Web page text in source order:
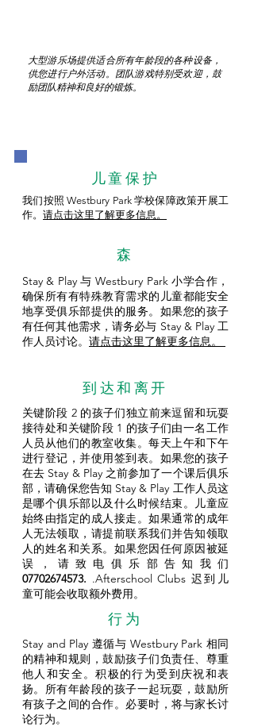
大型游乐场提供适合所有年龄段的各种设备，
供您进行户外活动。团队游戏特别受欢迎，鼓
励团队精神和良好的锻炼。
儿童保护
我们按照 Westbury Park 学校保障政策开展工
作。 请点击这里了解更多信息。
森
Stay & Play 与 Westbury Park 小学合作，
确保所有有特殊教育需求的儿童都能安全
地享受俱乐部提供的服务。如果您的孩子
有任何其他需求，请务必与 Stay & Play 工
作人员讨论。 请点击这里了解更多信息。
到达和离开
关键阶段 2 的孩子们独立前来逗留和玩耍
接待处和关键阶段 1 的孩子们由一名工作
人员从他们的教室收集。每天上午和下午
进行登记，并使用签到表。如果您的孩子
在去 Stay & Play 之前参加了一个课后俱乐
部，请确保您告知 Stay & Play 工作人员这
是哪个俱乐部以及什么时候结束。儿童应
始终由指定的成人接走。如果通常的成年
人无法领取，请提前联系我们并告知领取
人的姓名和关系。如果您因任何原因被延
误，请致电俱乐部告知我们
07702674573. .Afterschool Clubs 迟到儿
童可能会收取额外费用。
行为
Stay and Play 遵循与 Westbury Park 相同
的精神和规则，鼓励孩子们负责任、尊重
他人和安全。积极的行为受到庆祝和表
扬。所有年龄段的孩子一起玩耍，鼓励所
有孩子之间的合作。必要时，将与家长讨
论行为。